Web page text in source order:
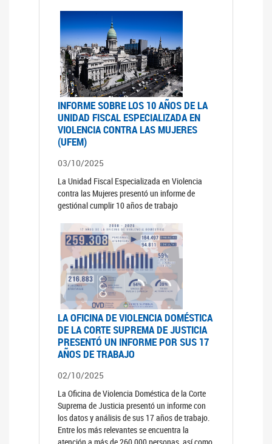
INFORME SOBRE LOS 10 AÑOS DE LA
UNIDAD FISCAL ESPECIALIZADA EN
VIOLENCIA CONTRA LAS MUJERES
(UFEM)
03/10/2025
La Unidad Fiscal Especializada en Violencia
contra las Mujeres presentó un informe de
gestiónal cumplir 10 años de trabajo
LA OFICINA DE VIOLENCIA DOMÉSTICA
DE LA CORTE SUPREMA DE JUSTICIA
PRESENTÓ UN INFORME POR SUS 17
AÑOS DE TRABAJO
02/10/2025
La Oficina de Violencia Doméstica de la Corte
Suprema de Justicia presentó un informe con
los datos y análisis de sus 17 años de trabajo.
Entre los más relevantes se encuentra la